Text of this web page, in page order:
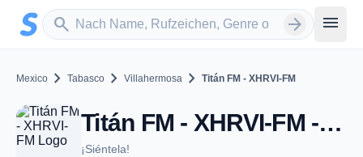
Zum Hauptinhalt springen
search
Sender suchen arrow_forward menu
Mexico chevron_right Tabasco chevron_right Villahermosa chevron_right Titán FM - XHRVI-FM
Titán FM - XHRVI-FM - FM 106.3 - Villahermosa, TA
¡Siéntela!